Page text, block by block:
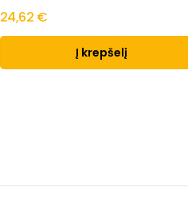
24,62 €
Į krepšelį